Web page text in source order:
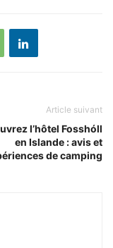
Article suivant
l’hôtel Fosshóll
en Islande : avis et
de camping